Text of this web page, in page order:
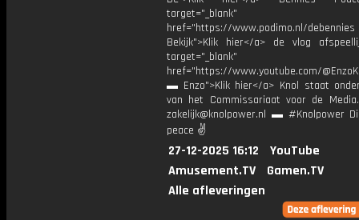
target="_blank"
href="https://www.podimo.nl/debennies
Bekijk">Klik hier</a> de vlog
target="_blank"
href="https://www.youtube.com/
▬ Enzo">Klik hier</a> Knol staat
van het Commissariaat voor de
zakelijk@knolpower.nl ▬ #Knolpower
peace ✌
27-12-2025 16:12
YouTube
Amusement.TV
Gamen.TV
Alle afleveringen